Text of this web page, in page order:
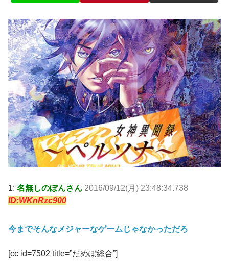
1: 名無しのぽんさん 2016/09/12(月) 23:48:34.738
ID:WKnRzc900
今までそんなメジャーなゲームじゃなかっただろ
[cc id=7502 title=”だめぽ総合”]